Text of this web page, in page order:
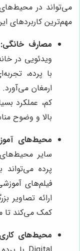
می‌تواند در
مهم‌ترین کاربردهای
مصارف خانگی:
با پرده،
ارمغان
کم، عملکرد
بالا و وضوح
محیط‌های
پرده
فیلم‌های
ارائه تصاویر
کمک می‌کند تا
محیط‌های